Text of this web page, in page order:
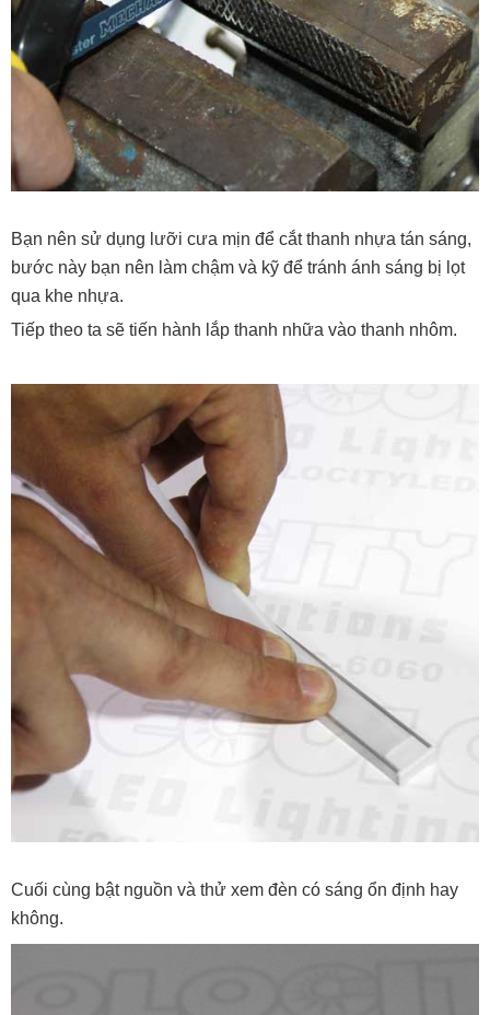
Bạn nên sử dụng lưỡi cưa mịn để cắt thanh nhựa tán sáng,
bước này bạn nên làm chậm và kỹ để tránh ánh sáng bị lọt
qua khe nhựa.
Tiếp theo ta sẽ tiến hành lắp thanh nhữa vào thanh nhôm.
Cuối cùng bật nguồn và thử xem đèn có sáng ổn định hay
không.